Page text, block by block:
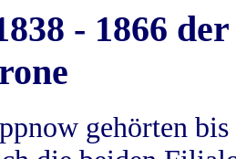
- 1866
gehörten